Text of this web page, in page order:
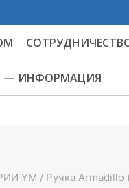
— ИНФОРМАЦИЯ
YM / Ручка Armadillo